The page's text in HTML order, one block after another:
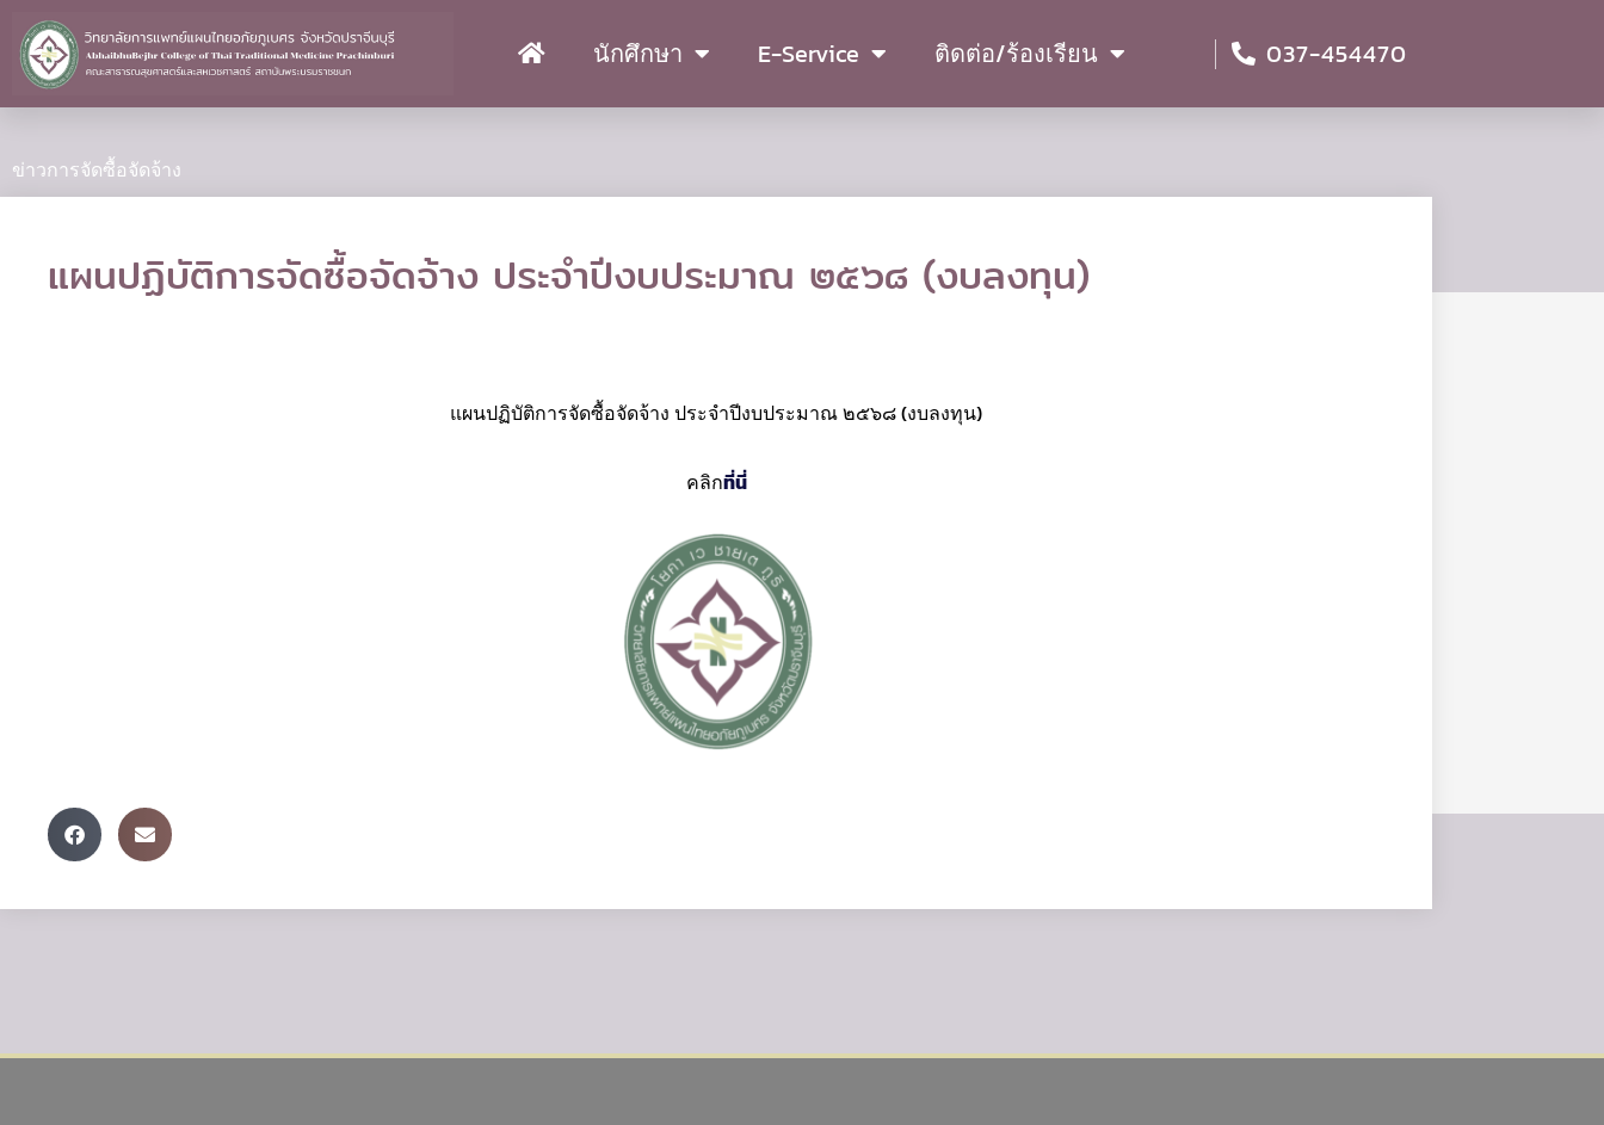
content
นักศึกษา E-Service ติดต่อ/ร้องเรียน 037-454470
ข่าวการจัดซื้อจัดจ้าง
แผนปฏิบัติการจัดซื้อจัดจ้าง ประจำปีงบประมาณ ๒๕๖๘ (งบลงทุน)
แผนปฏิบัติการจัดซื้อจัดจ้าง ประจำปีงบประมาณ ๒๕๖๘ (งบลงทุน)
คลิกที่นี่